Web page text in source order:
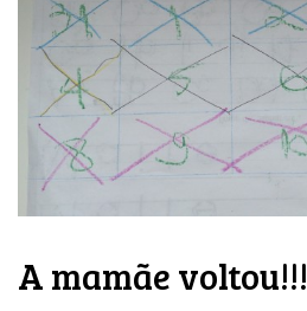
A mamãe voltou!!!